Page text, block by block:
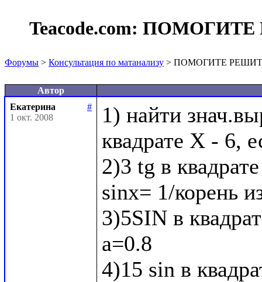
Teacode.com: ПОМОГИТЕ
Форумы > Консультация по матанализу > ПОМОГИТЕ
Автор
Екатерина
#
1 окт. 2008
1) найти
квадрате X - 6,
2)3 tg в
sinx= 1/корень
3)5SIN в
a=0.8
4)15 sin в